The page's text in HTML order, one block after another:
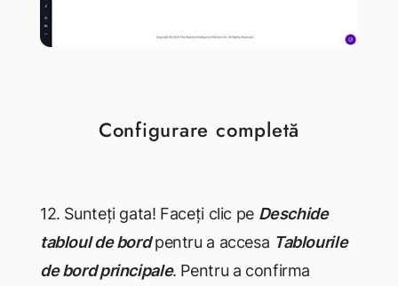
Configurare completă
12. Sunteți gata! Faceți clic pe Deschide
tabloul de bordpentru a accesa Tablourile
de bord principale. Pentru a confirma